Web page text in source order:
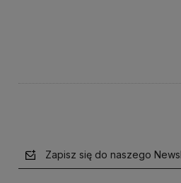
Zapisz się do naszego